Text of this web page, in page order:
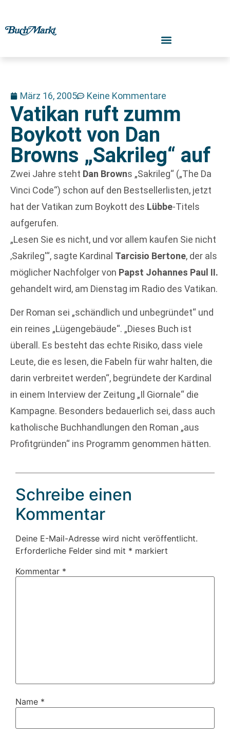
März 16, 2005 Keine Kommentare
Vatikan ruft zumm
Boykott von Dan
Browns „Sakrileg“ auf
Zwei Jahre steht Dan Browns „Sakrileg“ („The Da
Vinci Code“) schon auf den Bestsellerlisten, jetzt
hat der Vatikan zum Boykott des Lübbe-Titels
aufgerufen.
„Lesen Sie es nicht, und vor allem kaufen Sie nicht
‚Sakrileg'“, sagte Kardinal Tarcisio Bertone, der als
möglicher Nachfolger von Papst Johannes Paul II.
gehandelt wird, am Dienstag im Radio des Vatikan.
Der Roman sei „schändlich und unbegründet“ und
ein reines „Lügengebäude“. „Dieses Buch ist
überall. Es besteht das echte Risiko, dass viele
Leute, die es lesen, die Fabeln für wahr halten, die
darin verbreitet werden“, begründete der Kardinal
in einem Interview der Zeitung „Il Giornale“ die
Kampagne. Besonders bedauerlich sei, dass auch
katholische Buchhandlungen den Roman „aus
Profitgründen“ ins Programm genommen hätten.
Schreibe einen
Kommentar
Deine E-Mail-Adresse wird nicht veröffentlicht.
Erforderliche Felder sind mit * markiert
Kommentar *
Name *